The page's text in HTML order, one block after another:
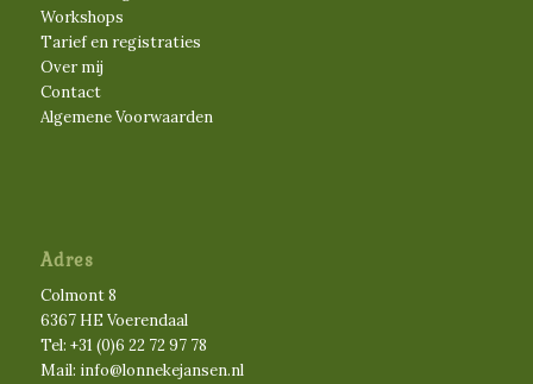
Workshops
Tarief en registraties
Over mij
Contact
Algemene Voorwaarden
Adres
Colmont 8
6367 HE Voerendaal
Tel: +31 (0)6 22 72 97 78
Mail: info@lonnekejansen.nl